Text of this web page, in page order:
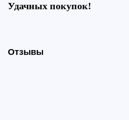
Удачных покупок!
Отзывы